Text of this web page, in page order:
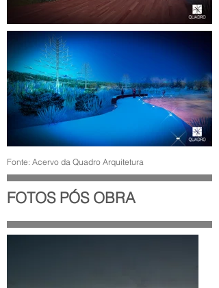
Fonte: Acervo da Quadro Arquitetura
FOTOS PÓS OBRA